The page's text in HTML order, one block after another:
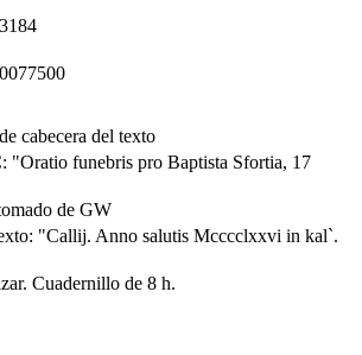
cabecera del texto
"Oratio funebris pro Baptista Sfortia, 17
de GW
"Callij. Anno salutis Mcccclxxvi in kal`.
Cuadernillo de 8 h.